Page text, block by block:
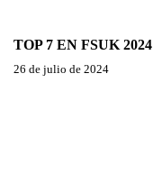
TOP 7 EN FSUK 2024
26 de julio de 2024